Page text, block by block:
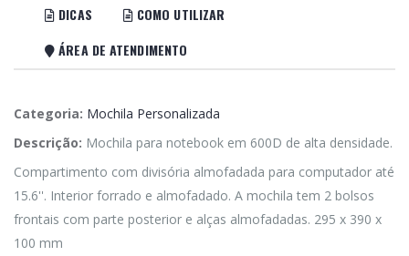
DICAS
COMO UTILIZAR
ÁREA DE ATENDIMENTO
Categoria: Mochila Personalizada
Descrição: Mochila para notebook em 600D de alta densidade.
Compartimento com divisória almofadada para computador até
15.6''. Interior forrado e almofadado. A mochila tem 2 bolsos
frontais com parte posterior e alças almofadadas. 295 x 390 x
100 mm